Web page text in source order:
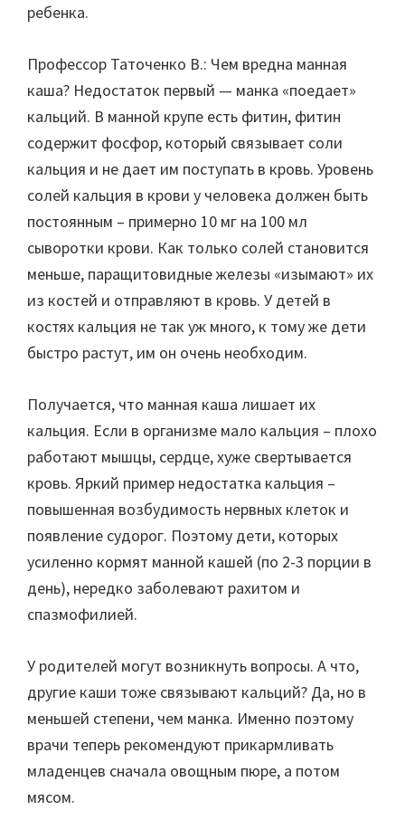
ребенка.
Профессор Таточенко В.: Чем вредна манная
каша? Недостаток первый — манка «поедает»
кальций. В манной крупе есть фитин, фитин
содержит фосфор, который связывает соли
кальция и не дает им поступать в кровь. Уровень
солей кальция в крови у человека должен быть
постоянным – примерно 10 мг на 100 мл
сыворотки крови. Как только солей становится
меньше, паращитовидные железы «изымают» их
из костей и отправляют в кровь. У детей в
костях кальция не так уж много, к тому же дети
быстро растут, им он очень необходим.
Получается, что манная каша лишает их
кальция. Если в организме мало кальция – плохо
работают мышцы, сердце, хуже свертывается
кровь. Яркий пример недостатка кальция –
повышенная возбудимость нервных клеток и
появление судорог. Поэтому дети, которых
усиленно кормят манной кашей (по 2-3 порции в
день), нередко заболевают рахитом и
спазмофилией.
У родителей могут возникнуть вопросы. А что,
другие каши тоже связывают кальций? Да, но в
меньшей степени, чем манка. Именно поэтому
врачи теперь рекомендуют прикармливать
младенцев сначала овощным пюре, а потом
мясом.